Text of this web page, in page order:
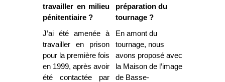
travailler en milieu
pénitentiaire ?
J’ai été amenée à
travailler en prison
pour la première fois
en 1999, après avoir
été contactée par
préparation du
tournage ?
En amont du
tournage, nous
avons proposé avec
la Maison de l’image
de Basse-